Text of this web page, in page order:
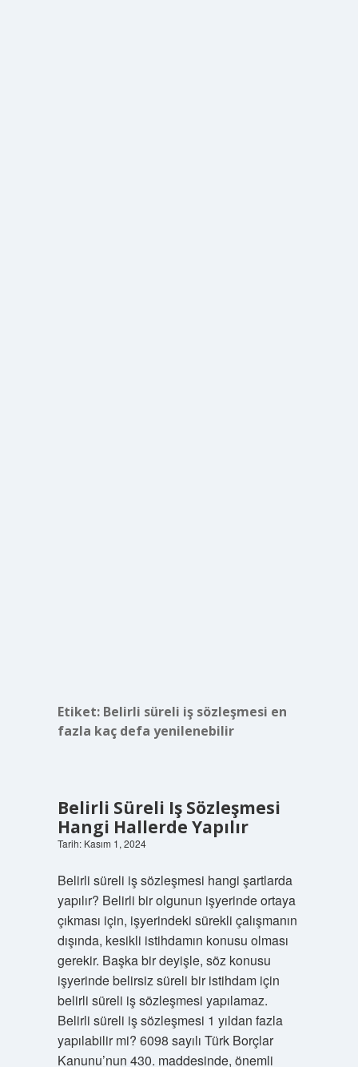
Etiket: Belirli süreli iş sözleşmesi en
fazla kaç defa yenilenebilir
Belirli Süreli Iş Sözleşmesi
Hangi Hallerde Yapılır
Tarih: Kasım 1, 2024
Belirli süreli iş sözleşmesi hangi şartlarda
yapılır? Belirli bir olgunun işyerinde ortaya
çıkması için, işyerindeki sürekli çalışmanın
dışında, kesikli istihdamın konusu olması
gerekir. Başka bir deyişle, söz konusu
işyerinde belirsiz süreli bir istihdam için
belirli süreli iş sözleşmesi yapılamaz.
Belirli süreli iş sözleşmesi 1 yıldan fazla
yapılabilir mi? 6098 sayılı Türk Borçlar
Kanunu’nun 430. maddesinde, önemli